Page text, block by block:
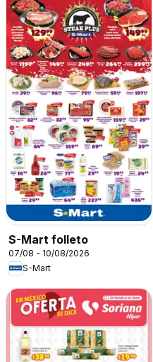
S-Mart folleto
07/08 - 10/08/2026
S-Mart